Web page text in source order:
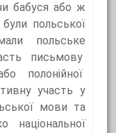
бабуся або ж
польської
польське
письмову
полонійної
участь у
мови та
національної